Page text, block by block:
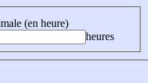
(en heure)
heures